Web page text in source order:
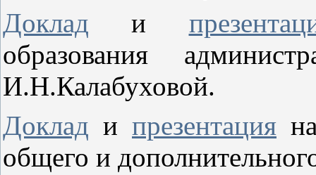
Доклад и
образования
И.Н.Калабуховой.
Доклад и презентация
общего и